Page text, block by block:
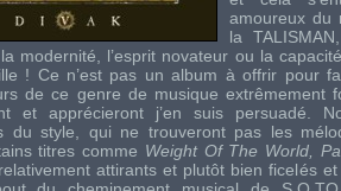
amoureux du
la TALISMAN
modernité, l’esprit novateur ou la
! Ce n’est pas un album à offrir pour
de ce genre de musique extrêmement
et apprécieront j’en suis persuadé.
du style, qui ne trouveront pas les
titres comme Weight Of The World,
relativement attirants et plutôt bien ficelés